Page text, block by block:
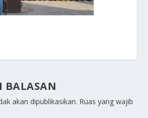
BALASAN
akan dipublikasikan. Ruas yang wajib